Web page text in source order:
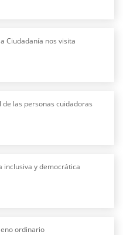
Ciudadanía nos visita
las personas cuidadoras
inclusiva y democrática
ordinario